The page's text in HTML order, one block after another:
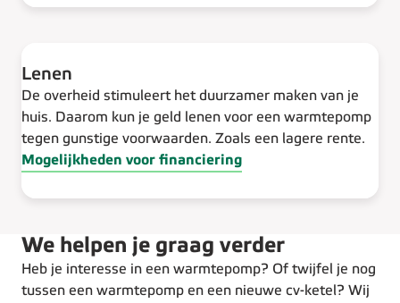
Lenen
De overheid stimuleert het duurzamer maken van je
huis. Daarom kun je geld lenen voor een warmtepomp
tegen gunstige voorwaarden. Zoals een lagere rente.
Mogelijkheden voor financiering
We helpen je graag verder
Heb je interesse in een warmtepomp? Of twijfel je nog
tussen een warmtepomp en een nieuwe cv-ketel? Wij